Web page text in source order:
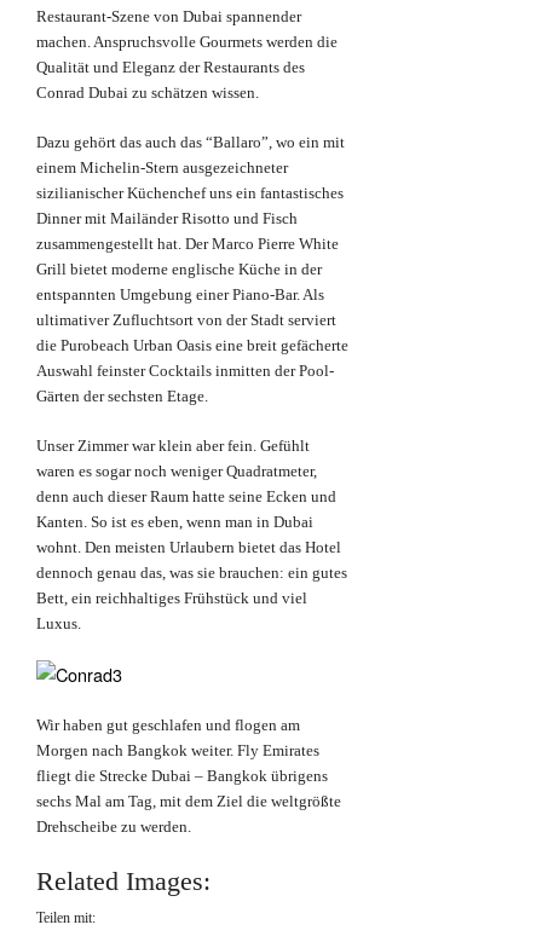
Restaurant-Szene von Dubai spannender
machen. Anspruchsvolle Gourmets werden die
Qualität und Eleganz der Restaurants des
Conrad Dubai zu schätzen wissen.
Dazu gehört das auch das “Ballaro”, wo ein mit
einem Michelin-Stern ausgezeichneter
sizilianischer Küchenchef uns ein fantastisches
Dinner mit Mailänder Risotto und Fisch
zusammengestellt hat. Der Marco Pierre White
Grill bietet moderne englische Küche in der
entspannten Umgebung einer Piano-Bar. Als
ultimativer Zufluchtsort von der Stadt serviert
die Purobeach Urban Oasis eine breit gefächerte
Auswahl feinster Cocktails inmitten der Pool-
Gärten der sechsten Etage.
Unser Zimmer war klein aber fein. Gefühlt
waren es sogar noch weniger Quadratmeter,
denn auch dieser Raum hatte seine Ecken und
Kanten. So ist es eben, wenn man in Dubai
wohnt. Den meisten Urlaubern bietet das Hotel
dennoch genau das, was sie brauchen: ein gutes
Bett, ein reichhaltiges Frühstück und viel
Luxus.
Wir haben gut geschlafen und flogen am
Morgen nach Bangkok weiter. Fly Emirates
fliegt die Strecke Dubai – Bangkok übrigens
sechs Mal am Tag, mit dem Ziel die weltgrößte
Drehscheibe zu werden.
Related Images:
Teilen mit: